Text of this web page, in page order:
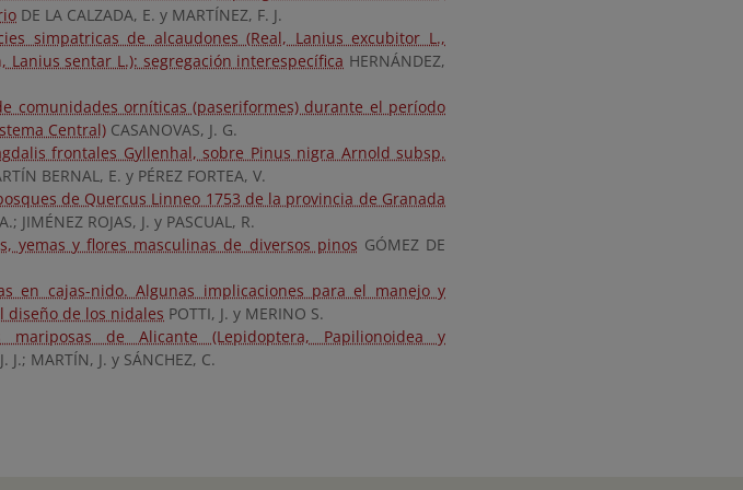
DE LA CALZADA, E. y MARTÍNEZ, F. J.
simpatricas de alcaudones (Real, Lanius excubitor L.,
Lanius sentar L.): segregación interespecífica HERNÁNDEZ,
comunidades orníticas (paseriformes) durante el período
Central) CASANOVAS, J. G.
frontales Gyllenhal, sobre Pinus nigra Arnold subsp.
BERNAL, E. y PÉREZ FORTEA, V.
de Quercus Linneo 1753 de la provincia de Granada
JIMÉNEZ ROJAS, J. y PASCUAL, R.
yemas y flores masculinas de diversos pinos GÓMEZ DE
en cajas-nido. Algunas implicaciones para el manejo y
diseño de los nidales POTTI, J. y MERINO S.
de Alicante (Lepidoptera, Papilionoidea y
J.; MARTÍN, J. y SÁNCHEZ, C.